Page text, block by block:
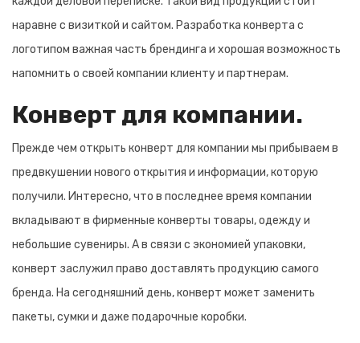
наравне с визиткой и сайтом. Разработка конверта с
логотипом важная часть брендинга и хорошая возможность
напомнить о своей компании клиенту и партнерам.
Конверт для компании.
Прежде чем открыть конверт для компании мы прибываем в
предвкушении нового открытия и информации, которую
получили. Интересно, что в последнее время компании
вкладывают в фирменные конверты товары, одежду и
небольшие сувениры. А в связи с экономией упаковки,
конверт заслужил право доставлять продукцию самого
бренда. На сегодняшний день, конверт может заменить
пакеты, сумки и даже подарочные коробки.